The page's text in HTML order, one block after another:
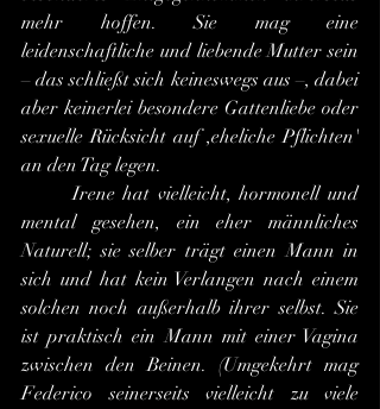
mehr hoffen. Sie mag eine
leidenschaftliche und liebende Mutter sein
– das schließt sich keineswegs aus –, dabei
aber keinerlei besondere Gattenliebe oder
sexuelle Rücksicht auf ,eheliche Pflichten'
an den Tag legen.
	Irene hat vielleicht, hormonell und
mental gesehen, ein eher männliches
Naturell; sie selber trägt einen Mann in
sich und hat kein Verlangen nach einem
solchen noch außerhalb ihrer selbst. Sie
ist praktisch ein Mann mit einer Vagina
zwischen den Beinen. (Umgekehrt mag
Federico seinerseits vielleicht zu viele